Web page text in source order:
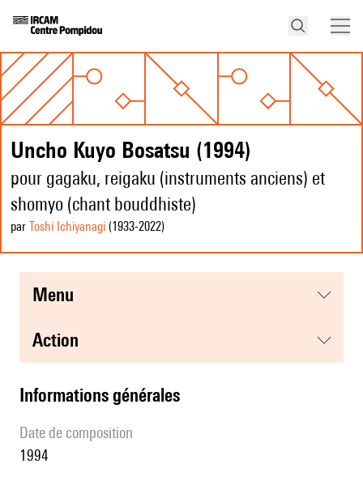
Uncho Kuyo Bosatsu (1994)
pour gagaku, reigaku (instruments anciens) et
shomyo (chant bouddhiste)
par Toshi Ichiyanagi (1933-2022)
menu
action
informations générales
date de composition
1994